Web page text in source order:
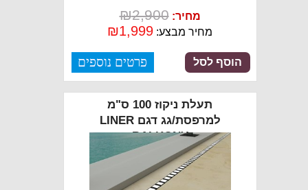
מחיר: ₪2,900
מחיר מבצע: ₪1,999
פרטים נוספים הוסף לסל
תעלת ניקוז 100 ס"מ
למרפסת/גג דגם LINER
BALKONY